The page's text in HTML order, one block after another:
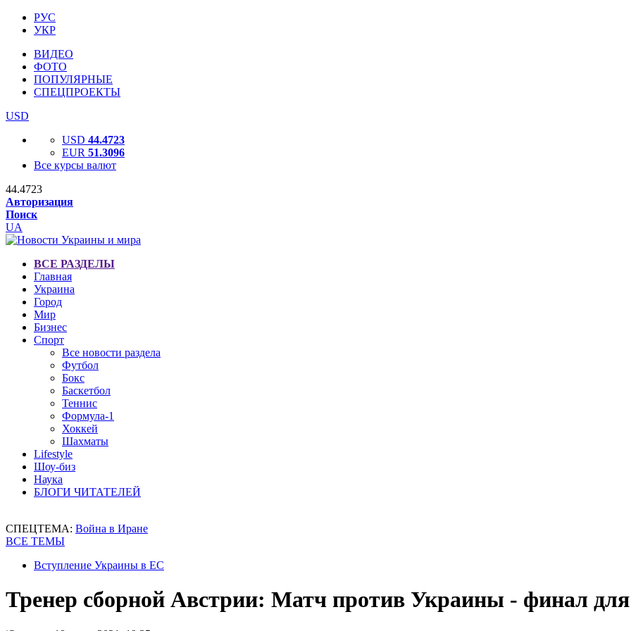
РУС
УКР
ВИДЕО
ФОТО
ПОПУЛЯРНЫЕ
СПЕЦПРОЕКТЫ
USD
USD 44.4723
EUR 51.3096
Все курсы валют
44.4723
Авторизация
Поиск
UA
ВСЕ РАЗДЕЛЫ
Главная
Украина
Город
Мир
Бизнес
Спорт
Все новости раздела
Футбол
Бокс
Баскетбол
Теннис
Формула-1
Хоккей
Шахматы
Lifestyle
Шоу-биз
Наука
БЛОГИ ЧИТАТЕЛЕЙ
СПЕЦТЕМА: Война в Иране
ВСЕ ТЕМЫ
Вступление Украины в ЕС
Тренер сборной Австрии: Матч против Украины - финал